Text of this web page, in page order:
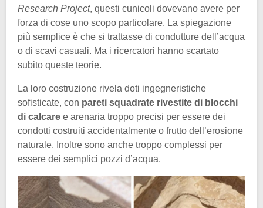
Research Project, questi cunicoli dovevano avere per
forza di cose uno scopo particolare. La spiegazione
più semplice è che si trattasse di condutture dell’acqua
o di scavi casuali. Ma i ricercatori hanno scartato
subito queste teorie.
La loro costruzione rivela doti ingegneristiche
sofisticate, con pareti squadrate rivestite di blocchi
di calcare e arenaria troppo precisi per essere dei
condotti costruiti accidentalmente o frutto dell’erosione
naturale. Inoltre sono anche troppo complessi per
essere dei semplici pozzi d’acqua.